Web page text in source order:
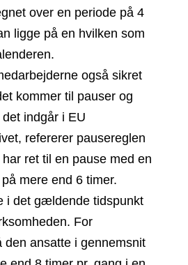
over en periode på 4
ligge på en hvilken som
også sikret
kommer til pauser og
indgår i EU
refererer pausereglen
ret til en pause med en
mere end 6 timer.
i det gældende tidspunkt
For
den ansatte i gennemsnit